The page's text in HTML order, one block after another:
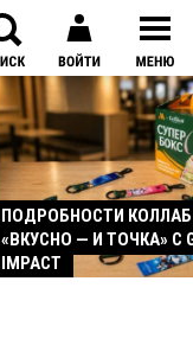
ПОДРОБНОСТИ
«ВКУСНО — И ТОЧКА» С
IMPACT